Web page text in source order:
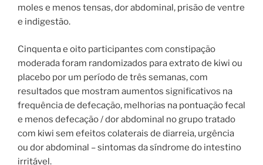
moles e menos tensas, dor abdominal, prisão de ventre
e indigestão.
Cinquenta e oito participantes com constipação
moderada foram randomizados para extrato de kiwi ou
placebo por um período de três semanas, com
resultados que mostram aumentos significativos na
frequência de defecação, melhorias na pontuação fecal
e menos defecação / dor abdominal no grupo tratado
com kiwi sem efeitos colaterais de diarreia, urgência
ou dor abdominal – sintomas da síndrome do intestino
irritável.